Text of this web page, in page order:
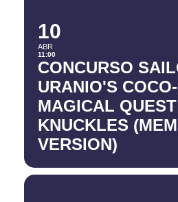
10
ABR
11:00
CONCURSO
URANIO'S
MAGICAL
KNUCKLES
VERSION)